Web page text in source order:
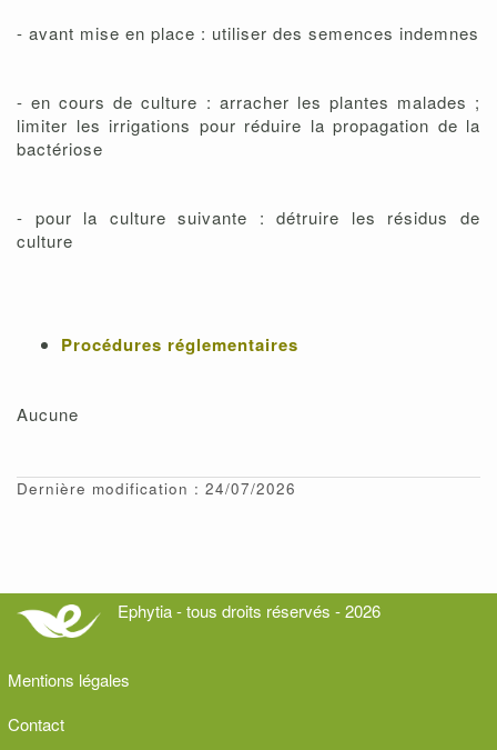
- avant mise en place : utiliser des semences indemnes
- en cours de culture : arracher les plantes malades ;
limiter les irrigations pour réduire la propagation de la
bactériose
- pour la culture suivante : détruire les résidus de
culture
Procédures réglementaires
Aucune
Dernière modification : 24/07/2026
Ephytia - tous droits réservés - 2026
Mentions légales
Contact